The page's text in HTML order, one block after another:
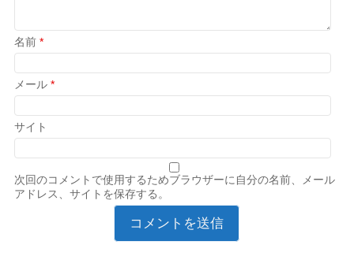
名前*
メール*
サイト
次回のコメントで使用するためブラウザーに自分の名前、メール
アドレス、サイトを保存する。